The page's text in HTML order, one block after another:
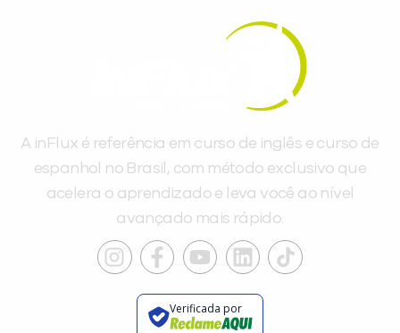
A inFlux é referência em curso de inglês e curso de
espanhol no Brasil, com método exclusivo que
acelera o aprendizado e leva você ao nível
avançado mais rápido.
Verificada por